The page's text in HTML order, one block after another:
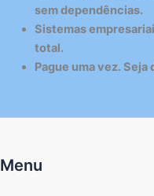
sem dependências.
Sistemas
total.
Pague uma vez. Seja
Menu